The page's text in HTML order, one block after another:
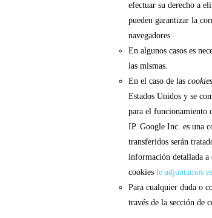
efectuar su derecho a
pueden garantizar la
navegadores.
En algunos casos es
las mismas.
En el caso de las cookies
Estados Unidos y se
para el funcionamiento
IP. Google Inc. es una
transferidos serán
información detallada a
cookies le adjuntamos
Para cualquier duda o
través de la sección de